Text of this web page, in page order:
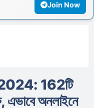
Join Now
162টি
অনলাইনে